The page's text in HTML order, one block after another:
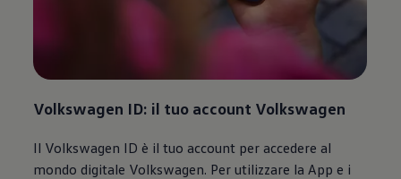
Volkswagen ID: il tuo account Volkswagen
Il Volkswagen ID è il tuo account per accedere al
mondo digitale Volkswagen. Per utilizzare la App e i